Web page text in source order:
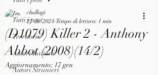
Tutti i post
Territorio
Autori Italiani
Autori Stranieri
(D1079) Killer 2 - Anthony
Abbot (2008)(14/2)
challagi
27 dic 2024 Tempo di lettura: 1 min
Aggiornamento: 17 gen